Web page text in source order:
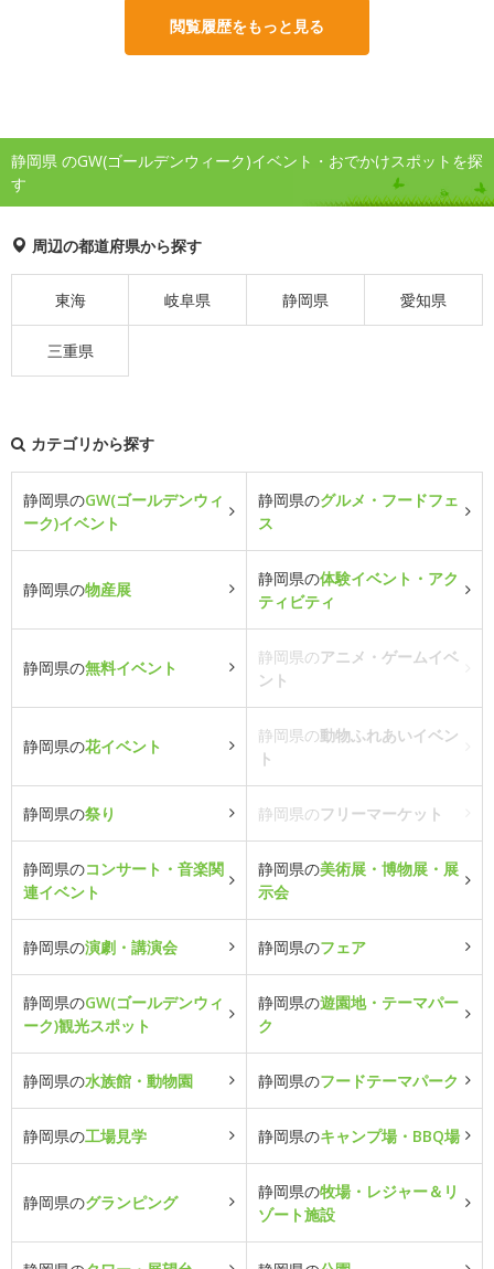
閲覧履歴をもっと見る
静岡県 のGW(ゴールデンウィーク)イベント・おでかけスポットを探
す
周辺の都道府県から探す
東海 岐阜県 静岡県 愛知県
三重県
カテゴリから探す
静岡県のGW(ゴールデンウィ
ーク)イベント
静岡県のグルメ・フードフェ
ス
静岡県の物産展
静岡県の体験イベント・アク
ティビティ
静岡県の無料イベント
静岡県のアニメ・ゲームイベ
ント
静岡県の花イベント
静岡県の動物ふれあいイベン
ト
静岡県の祭り 静岡県のフリーマーケット
静岡県のコンサート・音楽関
連イベント
静岡県の美術展・博物展・展
示会
静岡県の演劇・講演会 静岡県のフェア
静岡県のGW(ゴールデンウィ
ーク)観光スポット
静岡県の遊園地・テーマパー
ク
静岡県の水族館・動物園 静岡県のフードテーマパーク
静岡県の工場見学 静岡県のキャンプ場・BBQ場
静岡県のグランピング
静岡県の牧場・レジャー＆リ
ゾート施設